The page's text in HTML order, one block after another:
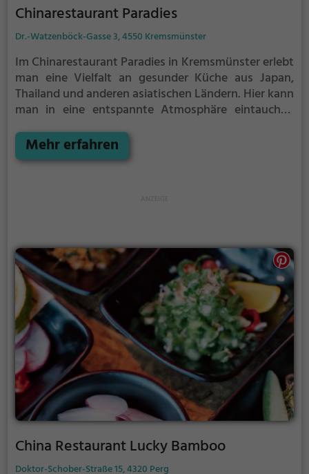
Chinarestaurant Paradies
Dr.-Watzenböck-Gasse 3, 4550 Kremsmünster
Im Chinarestaurant Paradies in Kremsmünster erlebt
man eine Vielfalt an gesunder Küche aus Japan,
Thailand und anderen asiatischen Ländern. Hier kann
man in eine entspannte Atmosphäre eintauchen
genießen. Ob Sushi, vegetarische Gerichte,
thailändische Curries oder vegane Optionen – hier
Mehr erfahren
China Restaurant Lucky Bamboo
Doktor-Schober-Straße 15, 4320 Perg